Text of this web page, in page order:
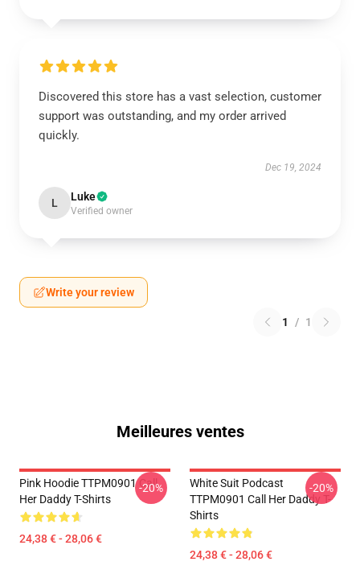
Discovered this store has a vast selection, customer
support was outstanding, and my order arrived
quickly.
Dec 19, 2024
L Luke
Verified owner
Write your review
1 / 1
Meilleures ventes
Pink Hoodie TTPM0901 Call
Her Daddy T-Shirts
24,38 € - 28,06 €
-20%
White Suit Podcast
TTPM0901 Call Her Daddy T-
Shirts
24,38 € - 28,06 €
-20%